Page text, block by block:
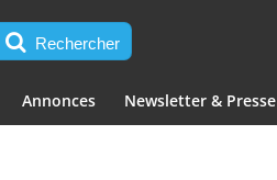
Rechercher
Annonces Newsletter & Presse